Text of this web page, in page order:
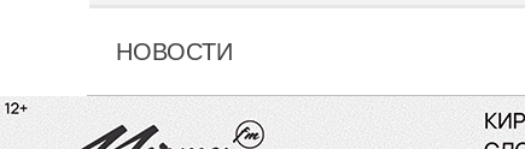
НОВОСТИ